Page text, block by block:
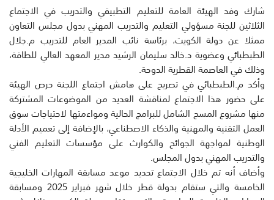
شارك وفد الهيئة العامة للتعليم التطبيقي والتدريب في الاجتماع
الثلاثين للجنة مسؤولي التعليم والتدريب المهني بدول مجلس التعاون
ممثلا عن دولة الكويت، برئاسة نائب المدير العام للتدريب م.جلال
الطبطبائي وعضوية د.خالد سليمان الرشيد مدير المعهد العالي للطاقة،
وذلك في العاصمة القطرية الدوحة.
وأكد م.الطبطبائي في تصريح على هامش اجتماع اللجنة حرص الهيئة
على حضور هذا الاجتماع لمناقشة العديد من الموضوعات المشتركة
منها مشروع المسح الشامل للبرامج الحالية ومواءمتها لاحتياجات سوق
العمل التقنية والمهنية والذكاء الاصطناعي، بالإضافة إلى تعميم الأدلة
الوطنية لمواجهة الجوائح والكوارث على مؤسسات التعليم الفني
والتدريب المهني بدول المجلس.
وأضاف أنه تم خلال الاجتماع تحديد موعد مسابقة المهارات الخليجية
الخامسة والتي ستقام بدولة قطر خلال شهر فبراير 2025 ومسابقة